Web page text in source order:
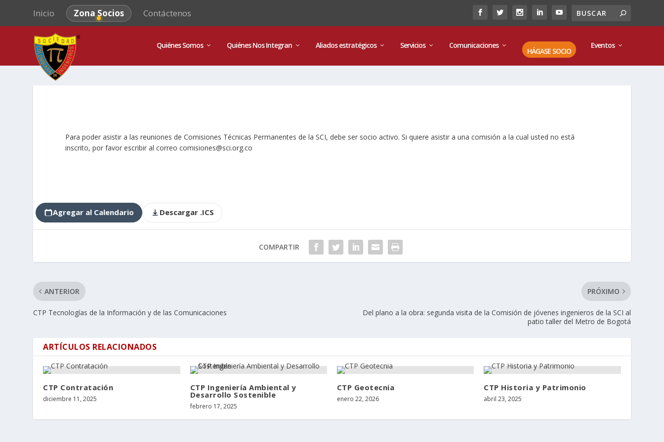
Inicio Zona Socios Contáctenos
Quiénes Somos Quiénes Nos Integran Aliados estratégicos Servicios Comunicaciones
HÁGASE SOCIO
Eventos
Para poder asistir a las reuniones de Comisiones Técnicas Permanentes de la SCI, debe ser socio activo. Si quiere asistir a una comisión a la cual usted no está
inscrito, por favor escribir al correo comisiones@sci.org.co
Agregar al Calendario Descargar .ICS
COMPARTIR
ANTERIOR
CTP Tecnologías de la Información y de las Comunicaciones
PRÓXIMO
Del plano a la obra: segunda visita de la Comisión de jóvenes ingenieros de la SCI al
patio taller del Metro de Bogotá
ARTÍCULOS RELACIONADOS
CTP Contratación
diciembre 11, 2025
CTP Ingeniería Ambiental y
Desarrollo Sostenible
febrero 17, 2025
CTP Geotecnia
enero 22, 2026
CTP Historia y Patrimonio
abril 23, 2025